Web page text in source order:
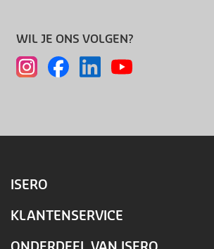
WIL JE ONS VOLGEN?
ISERO
KLANTENSERVICE